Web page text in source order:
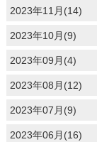
2023年11月(14)
2023年10月(9)
2023年09月(4)
2023年08月(12)
2023年07月(9)
2023年06月(16)